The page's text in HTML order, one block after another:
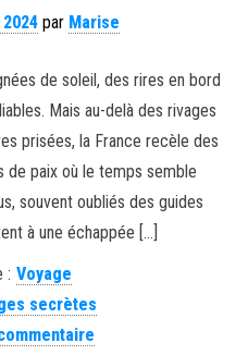
par Marise
de soleil, des rires en bord
Mais au-delà des rivages
prisées, la France recèle des
de paix où le temps semble
souvent oubliés des guides
à une échappée […]
: Voyage
secrètes